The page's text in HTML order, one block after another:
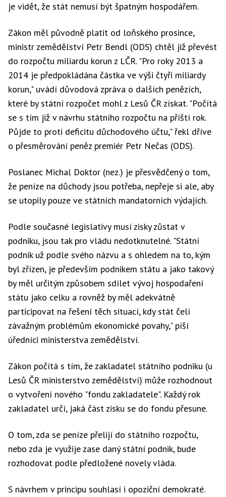
je vidět, že stát nemusí být špatným hospodářem.
Zákon měl původně platit od loňského prosince,
ministr zemědělství Petr Bendl (ODS) chtěl již převést
do rozpočtu miliardu korun z LČR. "Pro roky 2013 a
2014 je předpokládána částka ve výši čtyři miliardy
korun," uvádí důvodová zpráva o dalších penězích,
které by státní rozpočet mohl z Lesů ČR získat. "Počítá
se s tím již v návrhu státního rozpočtu na příští rok.
Půjde to proti deficitu důchodového účtu," řekl dříve
o přesměrování peněz premiér Petr Nečas (ODS).
Poslanec Michal Doktor (nez.) je přesvědčený o tom,
že peníze na důchody jsou potřeba, nepřeje si ale, aby
se utopily pouze ve státních mandatorních výdajích.
Podle současné legislativy musí zisky zůstat v
podniku, jsou tak pro vládu nedotknutelné. "Státní
podnik už podle svého názvu a s ohledem na to, kým
byl zřízen, je především podnikem státu a jako takový
by měl určitým způsobem sdílet vývoj hospodaření
státu jako celku a rovněž by měl adekvátně
participovat na řešení těch situací, kdy stát čelí
závažným problémům ekonomické povahy," píší
úředníci ministerstva zemědělství.
Zákon počítá s tím, že zakladatel státního podniku (u
Lesů ČR ministerstvo zemědělství) může rozhodnout
o vytvoření nového "fondu zakladatele". Každý rok
zakladatel určí, jaká část zisku se do fondu přesune.
O tom, zda se peníze přelijí do státního rozpočtu,
nebo zda je využije zase daný státní podnik, bude
rozhodovat podle předložené novely vláda.
S návrhem v principu souhlasí i opoziční demokraté.